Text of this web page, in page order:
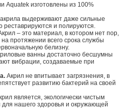
Aquatek изготовлены из 100%
выдерживают даже сильные
реставрируются и полируются.
– это материал, в котором нет пор,
протяжении всего срока службы
белизну.
ванны достаточно бесшумны
вибрации, создаваемые при
Акрил не впитывает загрязнения, в
развитию бактерий на своей
является, экологически чистым
нашего здоровья и окружающей